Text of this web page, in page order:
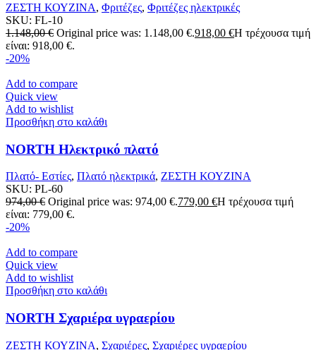
ΖΕΣΤΗ ΚΟΥΖΙΝΑ, Φριτέζες, Φριτέζες ηλεκτρικές
SKU: FL-10
1.148,00€ Original price was: 1.148,00 €.918,00 €Η τρέχουσα τιμή
είναι: 918,00 €.
-20%
Add to compare
Quick view
Add to wishlist
Προσθήκη στο καλάθι
NORTH Ηλεκτρικό πλατό
Πλατό- Εστίες, Πλατό ηλεκτρικά, ΖΕΣΤΗ ΚΟΥΖΙΝΑ
SKU: PL-60
974,00€ Original price was: 974,00 €.779,00 €Η τρέχουσα τιμή
είναι: 779,00 €.
-20%
Add to compare
Quick view
Add to wishlist
Προσθήκη στο καλάθι
NORTH Σχαριέρα υγραερίου
ΖΕΣΤΗ ΚΟΥΖΙΝΑ, Σχαριέρες, Σχαριέρες υγραερίου